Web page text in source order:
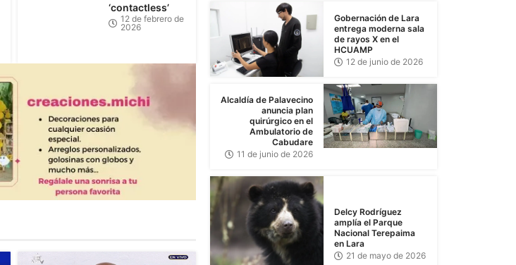
‘contactless’
12 de febrero de
2026
Gobernación de Lara
entrega moderna sala
de rayos X en el
HCUAMP
12 de junio de 2026
Alcaldía de Palavecino
anuncia plan
quirúrgico en el
Ambulatorio de
Cabudare
11 de junio de 2026
Delcy Rodríguez
amplía el Parque
Nacional Terepaima
en Lara
21 de mayo de 2026